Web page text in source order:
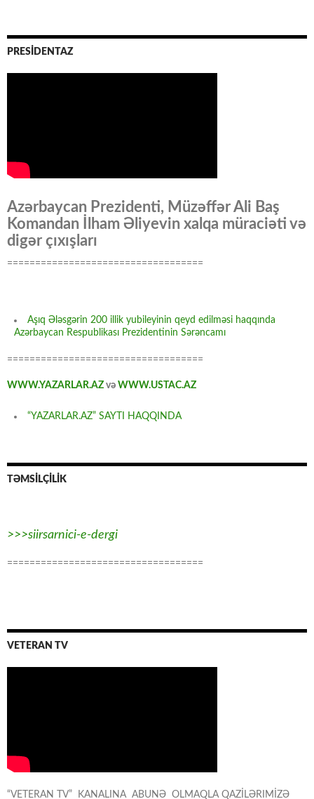
PRESİDENTAZ
Azərbaycan Prezidenti, Müzəffər Ali Baş
Komandan İlham Əliyevin xalqa müraciəti və
digər çıxışları
===================================
Aşıq Ələsgərin 200 illik yubileyinin qeyd edilməsi haqqında
Azərbaycan Respublikası Prezidentinin Sərəncamı
===================================
WWW.YAZARLAR.AZ və WWW.USTAC.AZ
“YAZARLAR.AZ” SAYTI HAQQINDA
TƏMSİLÇİLİK
>>>siirsarnici-e-dergi
===================================
VETERAN TV
“VETERAN TV” KANALINA ABUNƏ OLMAQLA QAZİLƏRIMİZƏ